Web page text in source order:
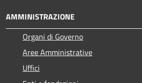
AMMINISTRAZIONE
Organi di Governo
Aree Amministrative
Uffici